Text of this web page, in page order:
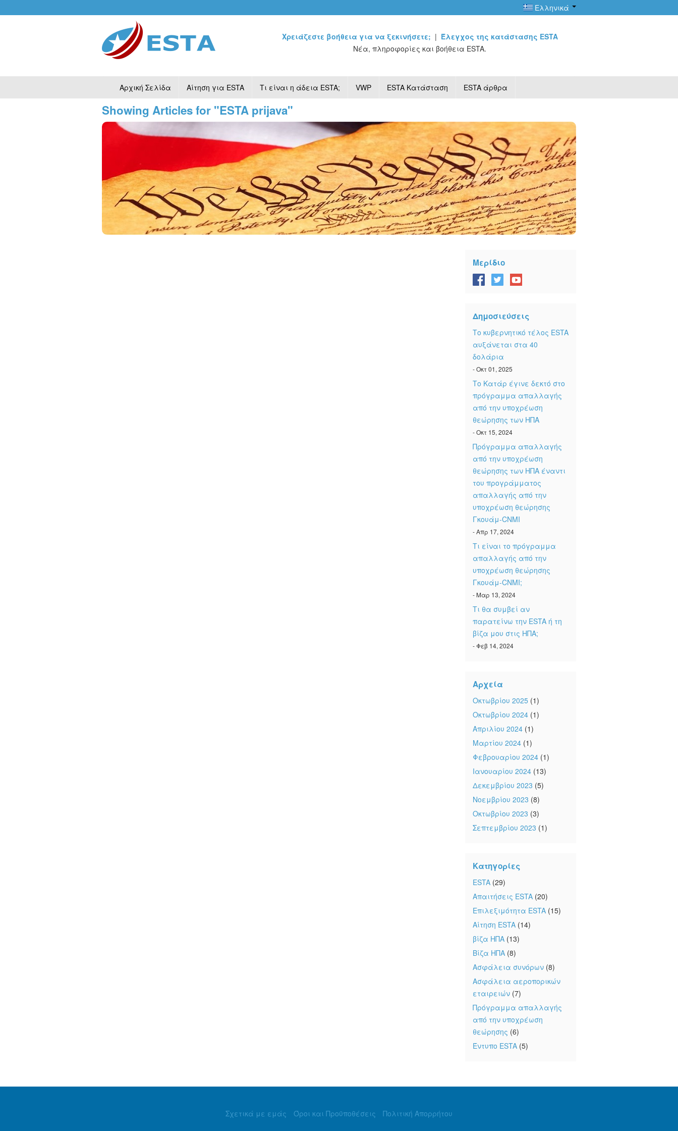
Ελληνικά
Χρειάζεστε βοήθεια για να ξεκινήσετε; | Έλεγχος της κατάστασης ESTA
Νέα, πληροφορίες και βοήθεια ESTA.
Αρχική Σελίδα Αίτηση για ESTA Τι είναι η άδεια ESTA; VWP ESTA Κατάσταση ESTA άρθρα
Showing Articles for "ESTA prijava"
Μερίδιο
Δημοσιεύσεις
Το κυβερνητικό τέλος ESTA
αυξάνεται στα 40
δολάρια
- Οκτ 01, 2025
Το Κατάρ έγινε δεκτό στο
πρόγραμμα απαλλαγής
από την υποχρέωση
θεώρησης των ΗΠΑ
- Οκτ 15, 2024
Πρόγραμμα απαλλαγής
από την υποχρέωση
θεώρησης των ΗΠΑ έναντι
του προγράμματος
απαλλαγής από την
υποχρέωση θεώρησης
Γκουάμ-CNMI
- Απρ 17, 2024
Τι είναι το πρόγραμμα
απαλλαγής από την
υποχρέωση θεώρησης
Γκουάμ-CNMI;
- Μαρ 13, 2024
Τι θα συμβεί αν
παρατείνω την ESTA ή τη
βίζα μου στις ΗΠΑ;
- Φεβ 14, 2024
Αρχεία
Οκτωβρίου 2025 (1)
Οκτωβρίου 2024 (1)
Απριλίου 2024 (1)
Μαρτίου 2024 (1)
Φεβρουαρίου 2024 (1)
Ιανουαρίου 2024 (13)
Δεκεμβρίου 2023 (5)
Νοεμβρίου 2023 (8)
Οκτωβρίου 2023 (3)
Σεπτεμβρίου 2023 (1)
Κατηγορίες
ESTA (29)
Απαιτήσεις ESTA (20)
Επιλεξιμότητα ESTA (15)
Αίτηση ESTA (14)
βίζα ΗΠΑ (13)
Βίζα ΗΠΑ (8)
Ασφάλεια συνόρων (8)
Ασφάλεια αεροπορικών
εταιρειών (7)
Πρόγραμμα απαλλαγής
από την υποχρέωση
θεώρησης (6)
Έντυπο ESTA (5)
Σχετικά με εμάς Όροι και Προϋποθέσεις Πολιτική Απορρήτου